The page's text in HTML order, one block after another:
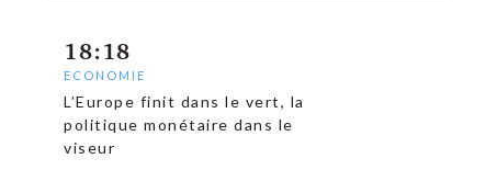
18:18
ECONOMIE
L’Europe finit dans le vert, la
politique monétaire dans le
viseur